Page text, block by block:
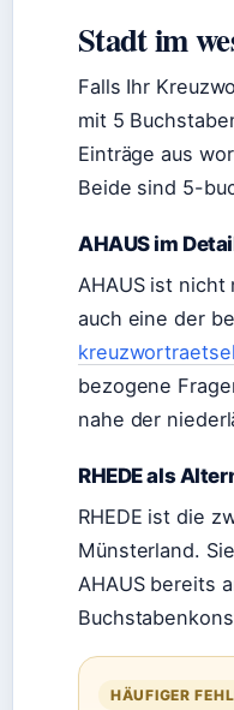
Stadt im
Falls Ihr
mit 5
Einträge aus
Beide sind 5-
AHAUS im
AHAUS ist
auch eine der
bezogene
nahe der
RHEDE als
RHEDE ist die
Münsterland.
AHAUS bereits
HÄUFIGER